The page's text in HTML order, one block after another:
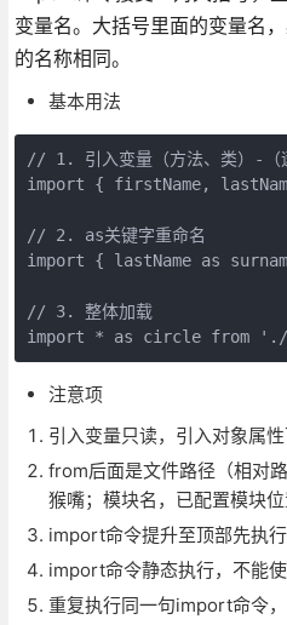
变量名。大括号里面的变量名
的名称相同。
基本用法
// 1. 引入变量（方法、类）-（
import { firstName,
// 2. as关键字重命名
import { lastName as
// 3. 整体加载
import * as circle from
注意项
引入变量只读，引入对象属
from后面是文件路径（相对
猴嘴；模块名，已配置模块位
import命令提升至顶部先执行
import命令静态执行，不能
重复执行同一句import命令